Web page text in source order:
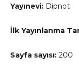
Yayınevi: Dipnot
İlk Yayınlanma
Sayfa sayısı: 200